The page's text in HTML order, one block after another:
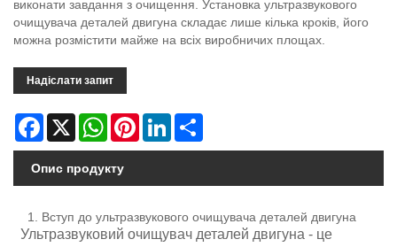
виконати завдання з очищення. Установка ультразвукового
очищувача деталей двигуна складає лише кілька кроків, його
можна розмістити майже на всіх виробничих площах.
Надіслати запит
Facebook
X WhatsAppPinterestLinkedIn
Опис продукту
1. Вступ до ультразвукового очищувача деталей двигуна
Ультразвуковий очищувач деталей двигуна - це